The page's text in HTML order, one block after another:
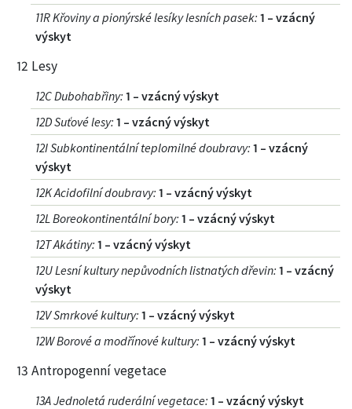
11R Křoviny a pionýrské lesíky lesních pasek: 1 – vzácný
výskyt
12 Lesy
12C Dubohabřiny: 1 – vzácný výskyt
12D Suťové lesy: 1 – vzácný výskyt
12I Subkontinentální teplomilné doubravy: 1 – vzácný
výskyt
12K Acidofilní doubravy: 1 – vzácný výskyt
12L Boreokontinentální bory: 1 – vzácný výskyt
12T Akátiny: 1 – vzácný výskyt
12U Lesní kultury nepůvodních listnatých dřevin: 1 – vzácný
výskyt
12V Smrkové kultury: 1 – vzácný výskyt
12W Borové a modřínové kultury: 1 – vzácný výskyt
13 Antropogenní vegetace
13A Jednoletá ruderální vegetace: 1 – vzácný výskyt